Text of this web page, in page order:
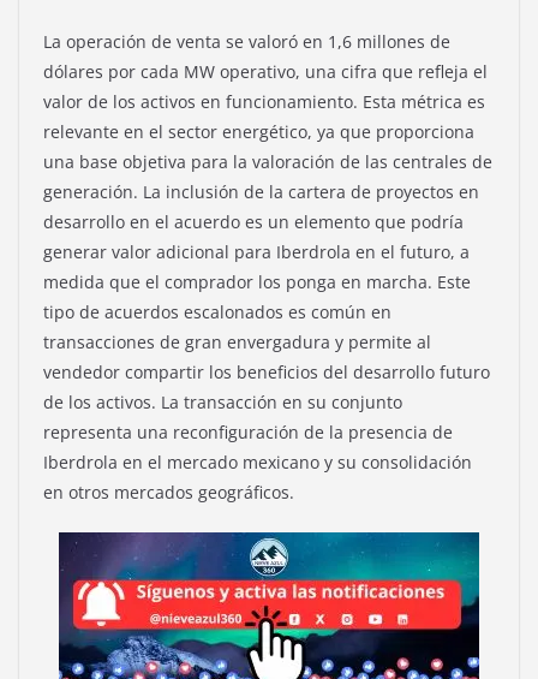
La operación de venta se valoró en 1,6 millones de
dólares por cada MW operativo, una cifra que refleja el
valor de los activos en funcionamiento. Esta métrica es
relevante en el sector energético, ya que proporciona
una base objetiva para la valoración de las centrales de
generación. La inclusión de la cartera de proyectos en
desarrollo en el acuerdo es un elemento que podría
generar valor adicional para Iberdrola en el futuro, a
medida que el comprador los ponga en marcha. Este
tipo de acuerdos escalonados es común en
transacciones de gran envergadura y permite al
vendedor compartir los beneficios del desarrollo futuro
de los activos. La transacción en su conjunto
representa una reconfiguración de la presencia de
Iberdrola en el mercado mexicano y su consolidación
en otros mercados geográficos.